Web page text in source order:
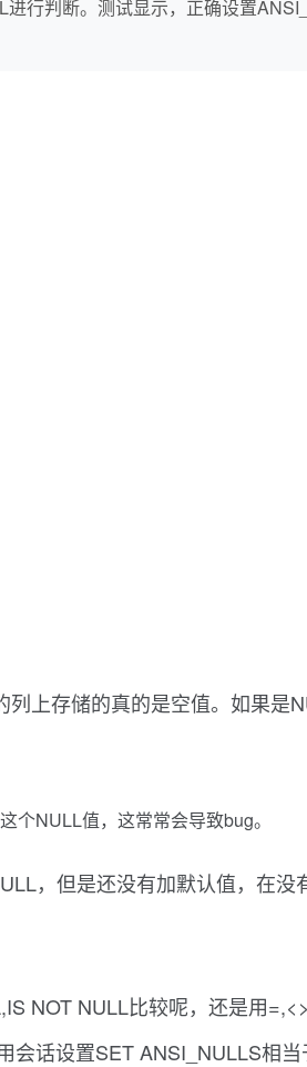
行判断。测试显示，正确设置
上存储的真的是空值。如果是
个NULL值，这常常会导致bug。
，但是还没有加默认值，在
NOT NULL比较呢，还是用
话设置SET ANSI_NULLS相